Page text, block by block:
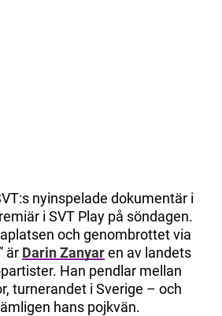
nyinspelade dokumentär i
i SVT Play på söndagen.
och genombrottet via
är Darin Zanyaren av landets
Han pendlar mellan
turnerandet i Sverige – och
hans pojkvän.